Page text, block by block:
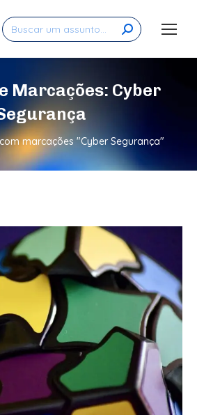
Search:
Marcações: Cyber
marcações "Cyber Segurança"